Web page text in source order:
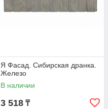
Я Фасад. Сибирская дранка.
Железо
В наличии
3 518 ₸